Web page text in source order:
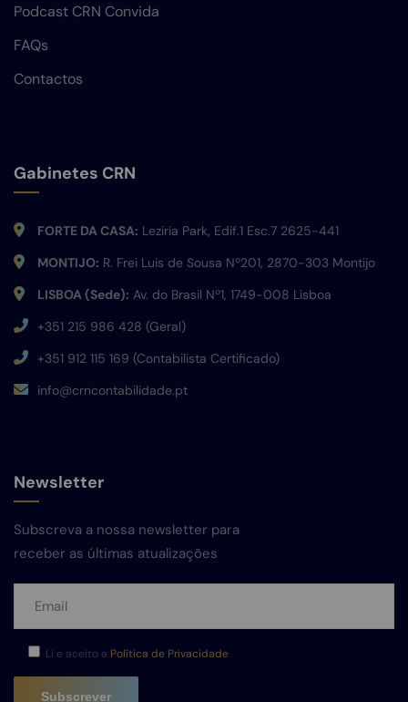
Podcast CRN Convida
FAQs
Contactos
Gabinetes CRN
FORTE DA CASA: Leziria Park, Edif.1 Esc.7 2625-441
MONTIJO: R. Frei Luis de Sousa Nº201, 2870-303 Montijo
LISBOA (Sede): Av. do Brasil Nº1, 1749-008 Lisboa
+351 215 986 428 (Geral)
+351 912 115 169 (Contabilista Certificado)
info@crncontabilidade.pt
Newsletter
Subscreva a nossa newsletter para
receber as últimas atualizações
Li e aceito a Política de Privacidade